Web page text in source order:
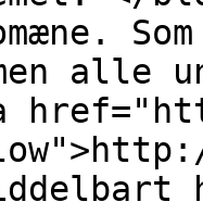
alle